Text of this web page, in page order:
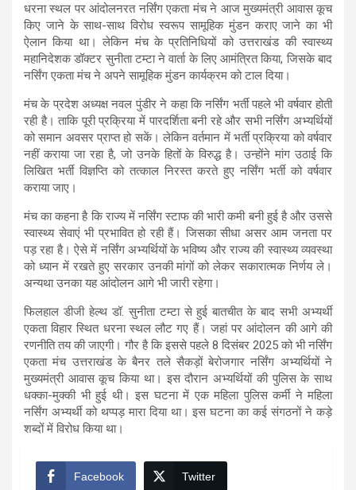
धरना स्थल पर आंदोलनरत नर्सिंग एकता मंच ने आज मुख्यमंत्री आवास कूच
किए जाने के साथ-साथ विरोध स्वरूप सामूहिक मुंडन कराए जाने का भी
ऐलान किया था। लेकिन मंच के प्रतिनिधियों को उत्तराखंड की स्वास्थ्य
महानिदेशक डॉक्टर सुनीता टम्टा ने वार्ता के लिए आमंत्रित किया, जिसके बाद
नर्सिंग एकता मंच ने अपने सामूहिक मुंडन कार्यक्रम को टाल दिया।
मंच के प्रदेश अध्यक्ष नवल पुंडीर ने कहा कि नर्सिंग भर्ती पहले भी वर्षवार होती
रही है। ताकि पूरी प्रक्रिया में पारदर्शिता बनी रहे और सभी नर्सिंग अभ्यर्थियों
को समान अवसर प्राप्त हो सकें। लेकिन वर्तमान में भर्ती प्रक्रिया को वर्षवार
नहीं कराया जा रहा है, जो उनके हितों के विरुद्ध है। उन्होंने मांग उठाई कि
लिखित भर्ती विज्ञप्ति को तत्काल निरस्त करते हुए नर्सिंग भर्ती को वर्षवार
कराया जाए।
मंच का कहना है कि राज्य में नर्सिंग स्टाफ की भारी कमी बनी हुई है और उससे
स्वास्थ्य सेवाएं भी प्रभावित हो रही हैं। जिसका सीधा असर आम जनता पर
पड़ रहा है। ऐसे में नर्सिंग अभ्यर्थियों के भविष्य और राज्य की स्वास्थ्य व्यवस्था
को ध्यान में रखते हुए सरकार उनकी मांगों को लेकर सकारात्मक निर्णय ले।
अन्यथा उनका यह आंदोलन आगे भी जारी रहेगा।
फिलहाल डीजी हेल्थ डॉ. सुनीता टम्टा से हुई बातचीत के बाद सभी अभ्यर्थी
एकता विहार स्थित धरना स्थल लौट गए हैं। जहां पर आंदोलन की आगे की
रणनीति तय की जाएगी। गौर है कि इससे पहले 8 दिसंबर 2025 को भी नर्सिंग
एकता मंच उत्तराखंड के बैनर तले सैकड़ों बेरोजगार नर्सिंग अभ्यर्थियों ने
मुख्यमंत्री आवास कूच किया था। इस दौरान अभ्यर्थियों की पुलिस के साथ
धक्का-मुक्की भी हुई थी। इस घटना में एक महिला पुलिस कर्मी ने महिला
नर्सिंग अभ्यर्थी को थप्पड़ मारा दिया था। इस घटना का कई संगठनों ने कड़े
शब्दों में विरोध किया था।
Facebook Twitter